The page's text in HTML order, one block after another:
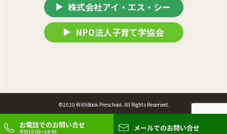
お電話でのお問い合せ
平日10:00〜18:00 メールでのお問い合せ
株式会社アイ・エス・シー
NPO法人子育て学協会
©2020 WithBook Preschool. All Rights Reserved.